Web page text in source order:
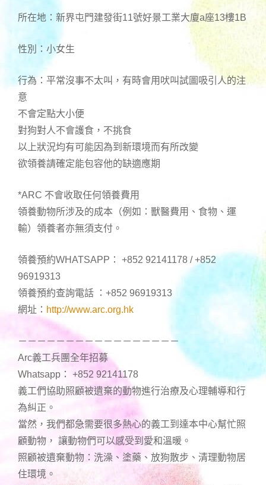
所在地：新界屯門建發街11號好景工業大廈a座13樓1B
性別：小女生
行為：平常沒事不太叫，有時會用吠叫試圖吸引人的注
意
不會定點大小便
對狗對人不會護食，不挑食
以上狀況均有可能因為到新環境而有所改變
欲領養請確定能包容他的缺適應期
*ARC 不會收取任何領養費用
領養動物所涉及的成本（例如：獸醫費用、食物、運
輸）領養者亦無須支付。
領養預約WHATSAPP： +852 92141178 / +852
96919313
領養預約查詢電話 ：+852 96919313
網址： http://www.arc.org.hk
－－－－－－－－－－－－－－－－－
Arc義工兵團全年招募
Whatsapp： +852 92141178
義工們協助照顧被遺棄的動物進行治療及心理輔導和行
為糾正。
當然，我們都急需要很多熱心的義工到達本中心幫忙照
顧動物， 讓動物們可以感受到愛和溫暖。
照顧被遺棄動物：洗澡、塗藥、放狗散步、清理動物居
住環境。